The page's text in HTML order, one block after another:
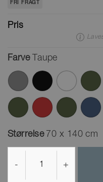
FRI FRAGT
Pris
Farve Taupe
Størrelse 70 x 140 cm
- +